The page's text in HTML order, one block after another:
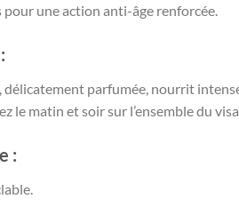
une action anti-âge renforcée.
parfumée, nourrit
le matin et soir sur l’ensemble du
: